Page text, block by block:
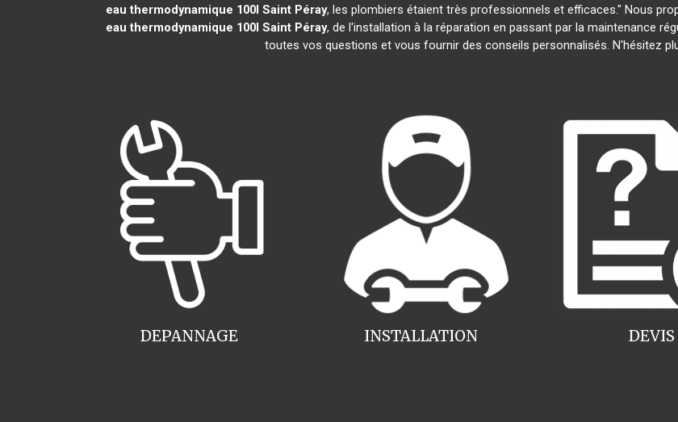
eau thermodynamique 100l Saint Péray, les plombiers étaient très professionnels et efficaces." Nous
eau thermodynamique 100l Saint Péray, de l'installation à la réparation en passant par la maintenance
toutes vos questions et vous fournir des conseils personnalisés. N'hésitez
INSTALLATION
DEPANNAGE DEVIS